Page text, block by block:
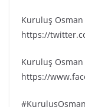
Kuruluş Osman
https://
Kuruluş Osman
https://